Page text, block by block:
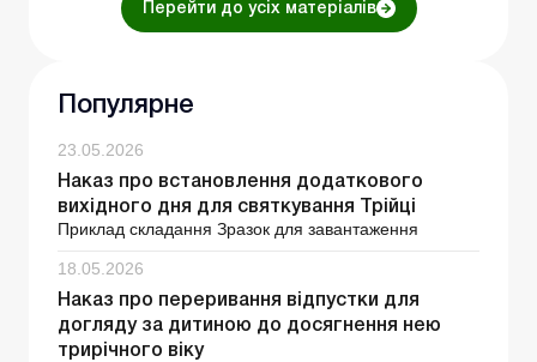
Перейти до усіх матеріалів
Популярне
23.05.2026
Наказ про встановлення додаткового
вихідного дня для святкування Трійці
Приклад складання Зразок для завантаження
18.05.2026
Наказ про переривання відпустки для
догляду за дитиною до досягнення нею
трирічного віку